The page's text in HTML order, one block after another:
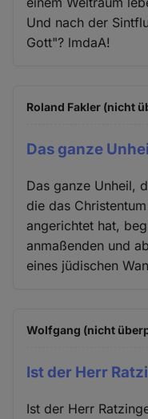
Und nach der
Gott"? lmdaA!
Roland Fakler (nicht
Das ganze
Das ganze Unheil,
die das
angerichtet hat,
anmaßenden und
eines jüdischen
Wolfgang (nicht
Ist der Herr
Ist der Herr